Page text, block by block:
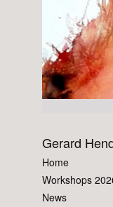
Gerard
Home
Workshops
News